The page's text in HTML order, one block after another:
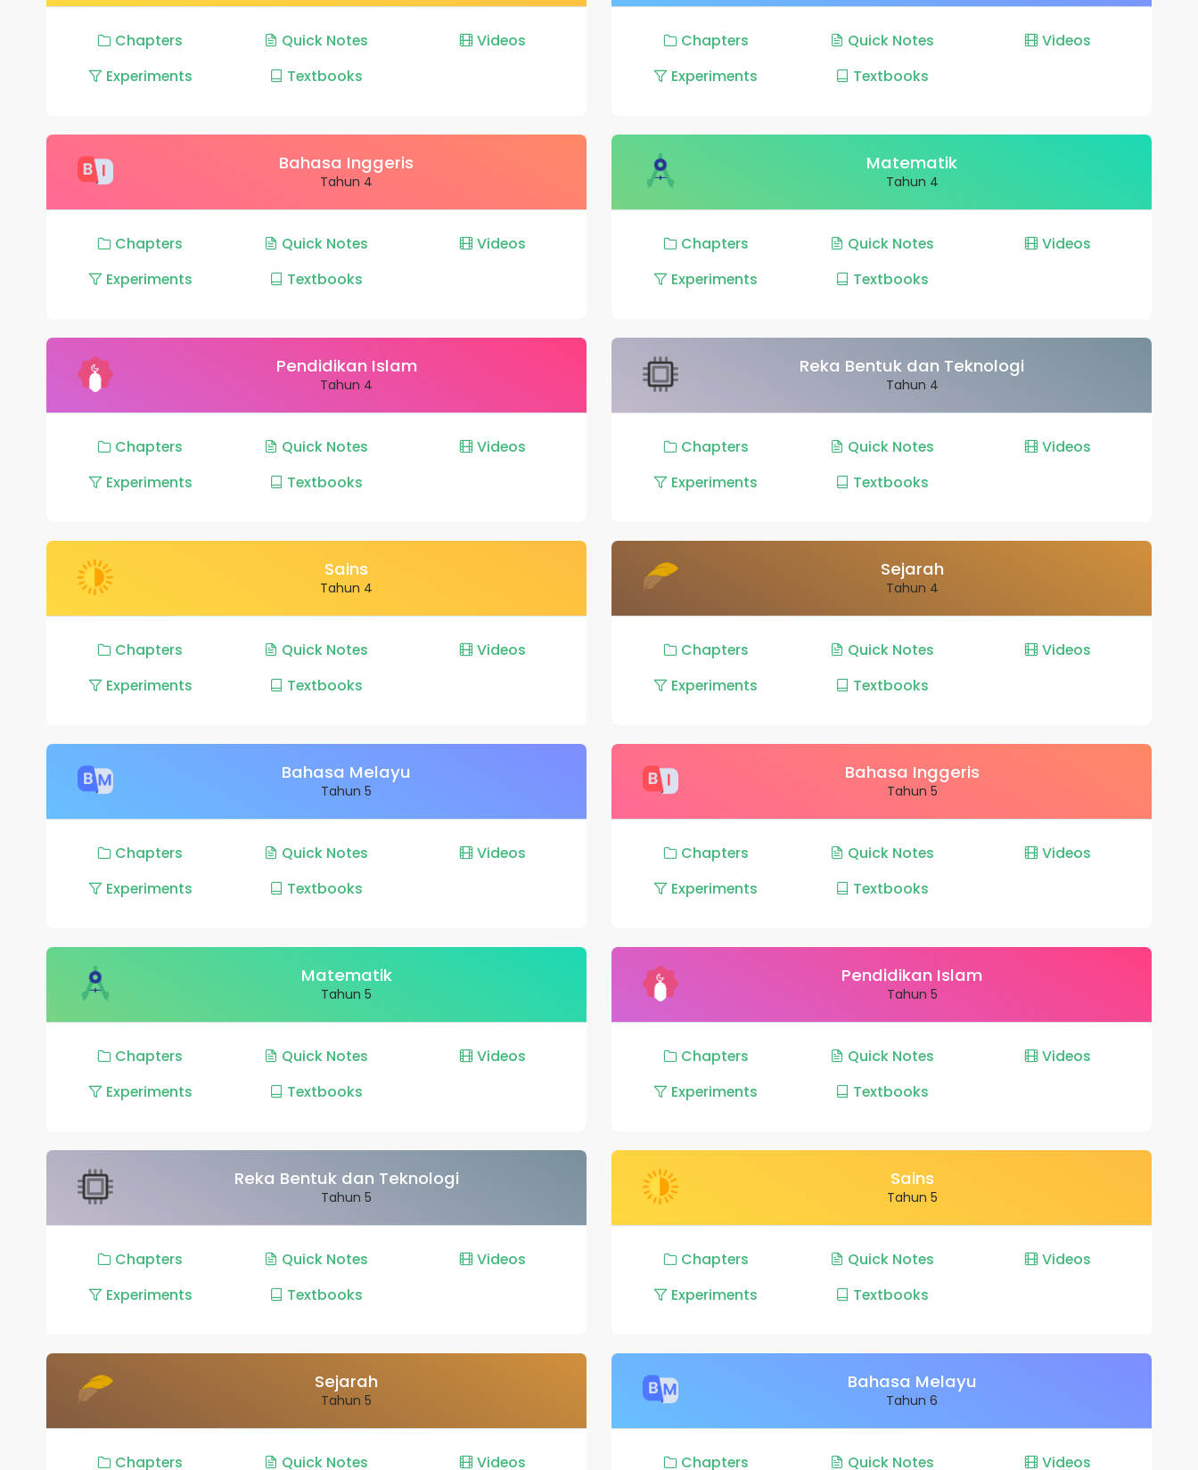
Chapters Quick Notes
Videos
Experiments
Textbooks
Chapters Quick Notes
Videos
Experiments
Textbooks
Bahasa Inggeris
Tahun 4
Chapters Quick Notes
Videos
Experiments
Textbooks
Matematik
Tahun 4
Chapters Quick Notes
Videos
Experiments
Textbooks
Pendidikan Islam
Tahun 4
Chapters Quick Notes
Videos
Experiments
Textbooks
Reka Bentuk dan Teknologi
Tahun 4
Chapters Quick Notes
Videos
Experiments
Textbooks
Sains
Tahun 4
Chapters Quick Notes
Videos
Experiments
Textbooks
Sejarah
Tahun 4
Chapters Quick Notes
Videos
Experiments
Textbooks
Bahasa Melayu
Tahun 5
Chapters Quick Notes
Videos
Experiments
Textbooks
Bahasa Inggeris
Tahun 5
Chapters Quick Notes
Videos
Experiments
Textbooks
Matematik
Tahun 5
Chapters Quick Notes
Videos
Experiments
Textbooks
Pendidikan Islam
Tahun 5
Chapters Quick Notes
Videos
Experiments
Textbooks
Reka Bentuk dan Teknologi
Tahun 5
Chapters Quick Notes
Videos
Experiments
Textbooks
Sains
Tahun 5
Chapters Quick Notes
Videos
Experiments
Textbooks
Sejarah
Tahun 5
Chapters Quick Notes Videos
Bahasa Melayu
Tahun 6
Chapters Quick Notes Videos